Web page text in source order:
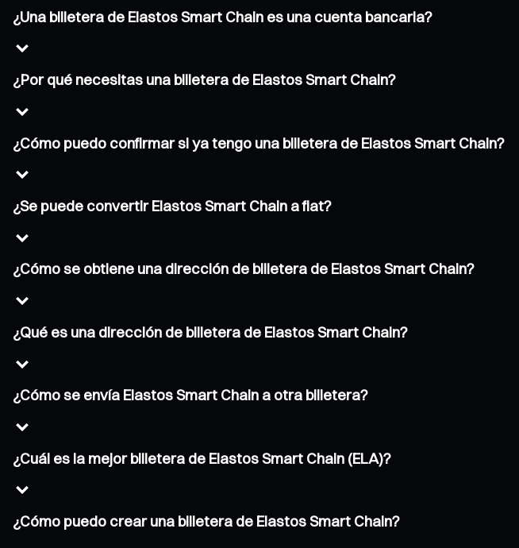
¿Una billetera de Elastos Smart Chain es una cuenta bancaria?
¿Por qué necesitas una billetera de Elastos Smart Chain?
¿Cómo puedo confirmar si ya tengo una billetera de Elastos Smart Chain?
¿Se puede convertir Elastos Smart Chain a fiat?
¿Cómo se obtiene una dirección de billetera de Elastos Smart Chain?
¿Qué es una dirección de billetera de Elastos Smart Chain?
¿Cómo se envía Elastos Smart Chain a otra billetera?
¿Cuál es la mejor billetera de Elastos Smart Chain (ELA)?
¿Cómo puedo crear una billetera de Elastos Smart Chain?